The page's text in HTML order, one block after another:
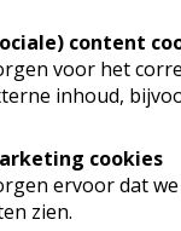
content
voor het
inhoud,
cookies
ervoor dat
zien.